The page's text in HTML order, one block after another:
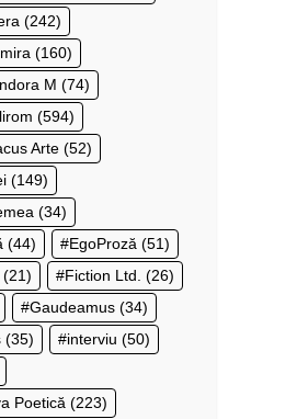
(242)
(160)
M (74)
(594)
Arte (52)
(149)
(34)
(44) EgoProză (51)
(21) Fiction Ltd. (26)
Gaudeamus (34)
(35) interviu (50)
Poetică (223)